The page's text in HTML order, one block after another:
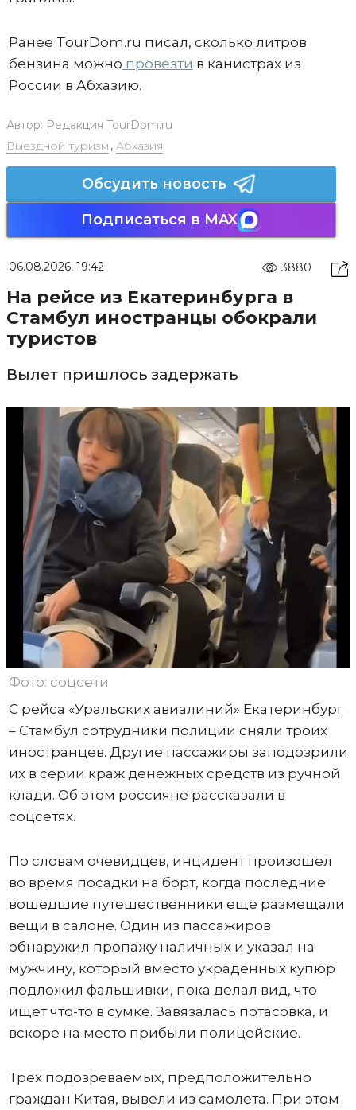
Ранее TourDom.ru писал, сколько литров
бензина можно провезти в канистрах из
России в Абхазию.
Автор: Редакция TourDom.ru
Выездной туризм , Абхазия
Обсудить новость
Подписаться в MAX
06.08.2026, 19:42 3880
На рейсе из Екатеринбурга в
Стамбул иностранцы обокрали
туристов
Вылет пришлось задержать
Фото: соцсети
С рейса «Уральских авиалиний» Екатеринбург
– Стамбул сотрудники полиции сняли троих
иностранцев. Другие пассажиры заподозрили
их в серии краж денежных средств из ручной
клади. Об этом россияне рассказали в
соцсетях.
По словам очевидцев, инцидент произошел
во время посадки на борт, когда последние
вошедшие путешественники еще размещали
вещи в салоне. Один из пассажиров
обнаружил пропажу наличных и указал на
мужчину, который вместо украденных купюр
подложил фальшивки, пока делал вид, что
ищет что-то в сумке. Завязалась потасовка, и
вскоре на место прибыли полицейские.
Трех подозреваемых, предположительно
граждан Китая, вывели из самолета. При этом